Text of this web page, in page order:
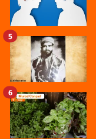
5
6